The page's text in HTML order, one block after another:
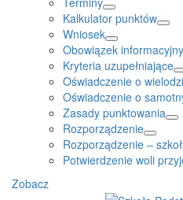
Kalkulator punktów
Wniosek
Obowiązek informacyjny
Kryteria uzupełniające
Oświadczenie o
Oświadczenie o
Zasady punktowania
Rozporządzenie
Rozporządzenie –
Potwierdzenie woli
Zobacz